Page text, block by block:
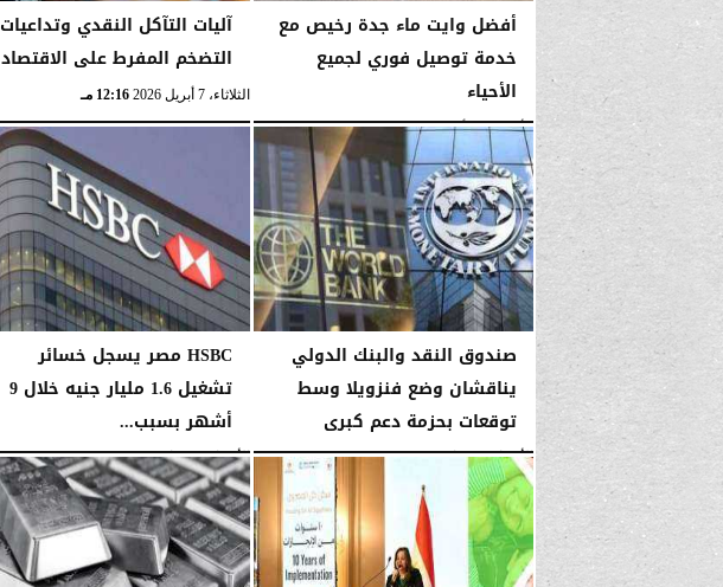
أفضل وايت ماء جدة رخيص مع
خدمة توصيل فوري لجميع
الأحياء
الأربعاء، 22 أبريل 2026 04:25 صـ
آليات التآكل النقدي وتداعيات
التضخم المفرط على الاقتصاد
الثلاثاء، 7 أبريل 2026 12:16 مـ
صندوق النقد والبنك الدولي
يناقشان وضع فنزويلا وسط
توقعات بحزمة دعم كبرى
الأربعاء، 14 يناير 2026 03:47 صـ
HSBC مصر يسجل خسائر
تشغيل 1.6 مليار جنيه خلال 9
أشهر بسبب...
الأربعاء، 14 يناير 2026 03:45 صـ